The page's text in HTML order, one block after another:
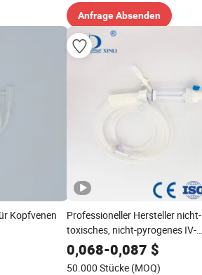
Anfrage Absenden
Kopfvenen
Professioneller Hersteller nicht-
toxisches, nicht-pyrogenes IV-
Infusionsset, Einweg, steril, zur
einmaligen Verwendung
0,068-0,087 $
50.000 Stücke (MOQ)